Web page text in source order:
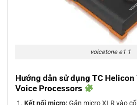
voicetone e1 1
Hướng dẫn sử dụng TC Helicon
Voice Processors
Kết nối micro: Gắn micro XLR vào